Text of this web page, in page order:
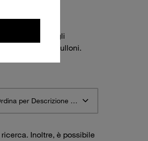
di fissaggio e gli
per rotaie e bulloni.
Ordina per Descrizione materiale STAUFF ascendente
Inoltre, è possibile